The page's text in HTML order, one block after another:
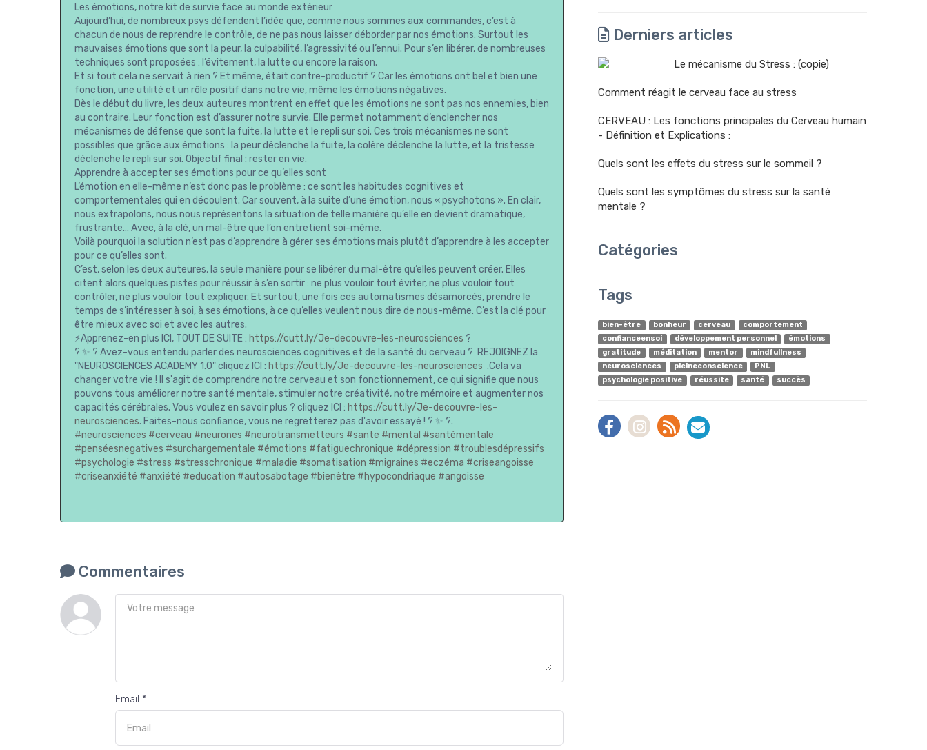
Les émotions, notre kit de survie face au monde extérieur
Aujourd’hui, de nombreux psys défendent l’idée que, comme nous sommes aux commandes, c’est à
chacun de nous de reprendre le contrôle, de ne pas nous laisser déborder par nos émotions. Surtout les
mauvaises émotions que sont la peur, la culpabilité, l’agressivité ou l’ennui. Pour s’en libérer, de nombreuses
techniques sont proposées : l’évitement, la lutte ou encore la raison.
Et si tout cela ne servait à rien ? Et même, était contre-productif ? Car les émotions ont bel et bien une
fonction, une utilité et un rôle positif dans notre vie, même les émotions négatives.
Dès le début du livre, les deux auteures montrent en effet que les émotions ne sont pas nos ennemies, bien
au contraire. Leur fonction est d’assurer notre survie. Elle permet notamment d’enclencher nos
mécanismes de défense que sont la fuite, la lutte et le repli sur soi. Ces trois mécanismes ne sont
possibles que grâce aux émotions : la peur déclenche la fuite, la colère déclenche la lutte, et la tristesse
déclenche le repli sur soi. Objectif final : rester en vie.
Apprendre à accepter ses émotions pour ce qu’elles sont
L’émotion en elle-même n’est donc pas le problème : ce sont les habitudes cognitives et
comportementales qui en découlent. Car souvent, à la suite d’une émotion, nous « psychotons ». En clair,
nous extrapolons, nous nous représentons la situation de telle manière qu’elle en devient dramatique,
frustrante… Avec, à la clé, un mal-être que l’on entretient soi-même.
Voilà pourquoi la solution n’est pas d’apprendre à gérer ses émotions mais plutôt d’apprendre à les accepter
pour ce qu’elles sont.
C’est, selon les deux auteures, la seule manière pour se libérer du mal-être qu’elles peuvent créer. Elles
citent alors quelques pistes pour réussir à s’en sortir : ne plus vouloir tout éviter, ne plus vouloir tout
contrôler, ne plus vouloir tout expliquer. Et surtout, une fois ces automatismes désamorcés, prendre le
temps de s’intéresser à soi, à ses émotions, à ce qu’elles veulent nous dire de nous-même. C’est la clé pour
être mieux avec soi et avec les autres.
⚡Apprenez-en plus ICI, TOUT DE SUITE : https://cutt.ly/Je-decouvre-les-neurosciences ?
? ✨ ? Avez-vous entendu parler des neurosciences cognitives et de la santé du cerveau ? REJOIGNEZ la
"NEUROSCIENCES ACADEMY 1.0" cliquez ICI : https://cutt.ly/Je-decouvre-les-neurosciences .Cela va
changer votre vie ! Il s'agit de comprendre notre cerveau et son fonctionnement, ce qui signifie que nous
pouvons tous améliorer notre santé mentale, stimuler notre créativité, notre mémoire et augmenter nos
capacités cérébrales. Vous voulez en savoir plus ? cliquez ICI : https://cutt.ly/Je-decouvre-les-
neurosciences. Faites-nous confiance, vous ne regretterez pas d'avoir essayé ! ? ✨ ?.
#neurosciences #cerveau #neurones #neurotransmetteurs #sante #mental #santémentale
#penséesnegatives #surchargementale #émotions #fatiguechronique #dépression #troublesdépressifs
#psychologie #stress #stresschronique #maladie #somatisation #migraines #eczéma #criseangoisse
#criseanxiété #anxiété #education #autosabotage #bienêtre #hypocondriaque #angoisse
Commentaires
Email *
Derniers articles
Le mécanisme du Stress : (copie)
Comment réagit le cerveau face au stress
CERVEAU : Les fonctions principales du Cerveau humain
- Définition et Explications :
Quels sont les effets du stress sur le sommeil ?
Quels sont les symptômes du stress sur la santé
mentale ?
Catégories
Tags
bien-être bonheur cerveau
comportement
confianceensoi
développement personnel
émotions
gratitude
méditation mentor
mindfullness
neurosciences
pleineconscience
PNL
psychologie positive
réussite santé succès